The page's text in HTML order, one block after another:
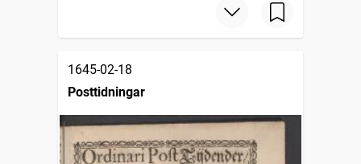
1645-02-18
Posttidningar